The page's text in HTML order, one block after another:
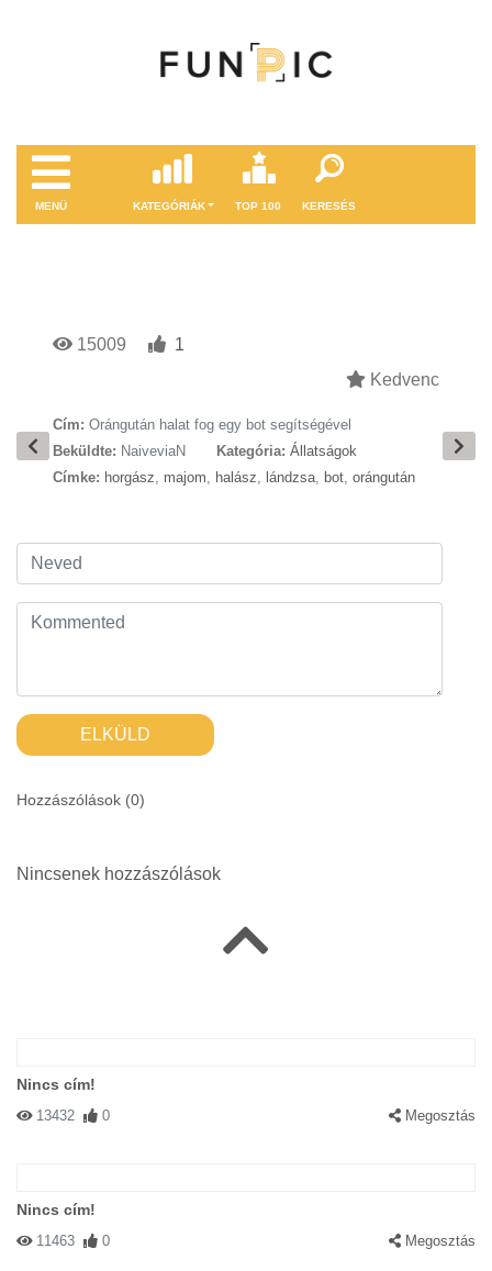
MENÜ KATEGÓRIÁK TOP 100 KERESÉS
15009
1
Kedvenc
Cím: Orángután halat fog egy bot segítségével
Beküldte: NaiveviaN Kategória: Állatságok
Címke: horgász, majom, halász, lándzsa, bot, orángután
ELKÜLD
Hozzászólások (0)
Nincsenek hozzászólások
Nincs cím!
13432 0 Megosztás
Nincs cím!
11463 0 Megosztás